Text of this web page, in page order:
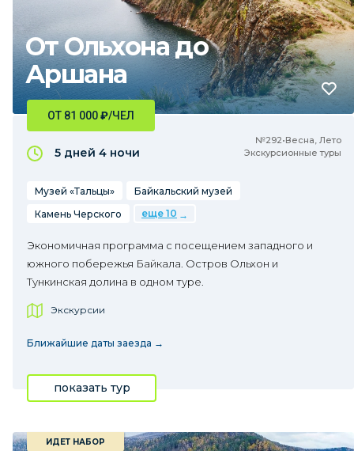
От Ольхона до
Аршана
№292•Весна, Лето
Экскурсионные туры
ОТ 81 000₽/ЧЕЛ
5 дней 4 ночи
Музей «Тальцы»
Байкальский музей
Камень Черского
еще 10
Экономичная программа с посещением западного и
южного побережья Байкала. Остров Ольхон и
Тункинская долина в одном туре.
Экскурсии
Ближайшие даты заезда →
показать тур
ИДЕТ НАБОР